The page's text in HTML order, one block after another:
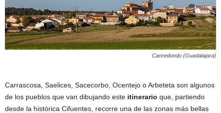
Canredondo (Guadalajara)
Carrascosa, Saelices, Sacecorbo, Ocentejo o Arbeteta son algunos
de los pueblos que van dibujando este itinerario que, partiendo
desde la histórica Cifuentes, recorre una de las zonas más bellas